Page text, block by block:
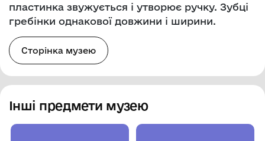
пластинка звужується і утворює ручку. Зубці
гребінки однакової довжини і ширини.
Сторінка музею
Інші предмети музею